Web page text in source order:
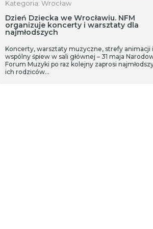
Kategoria: Wrocław
Dzień Dziecka we Wrocławiu. NFM
organizuje koncerty i warsztaty dla
najmłodszych
Koncerty, warsztaty muzyczne, strefy animacji i
wspólny śpiew w sali głównej – 31 maja
Forum Muzyki po raz kolejny zaprosi
ich rodziców…